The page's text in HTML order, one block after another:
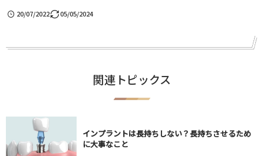
20/07/2022 05/05/2024
関連トピックス
インプラントは長持ちしない？長持ちさせるため
に大事なこと